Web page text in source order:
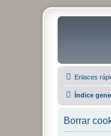
Enlaces
Índice
Borrar